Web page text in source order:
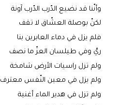
وأنّنا قد نضيع الدّرب الدّرب آونة
لكنّ بوصلة العشّاق لا تقف
فلم يزل في دماء العابرين بنا
ريّ وفي طيلسان العزّ ما نصف
ولم تزل راسيات الأرض شامخة
ولم يزل في معين النّفس معترف
ولم تزل في هدير الماء أغنية